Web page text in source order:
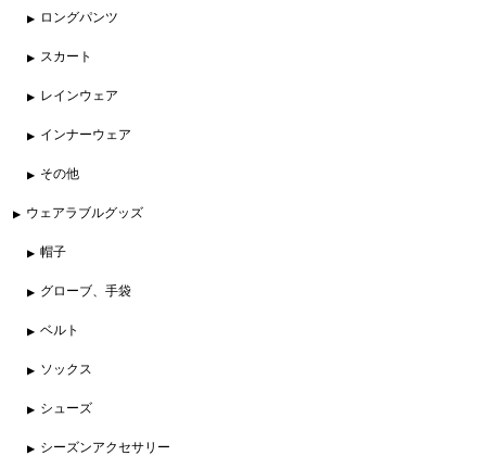
ロングパンツ
スカート
レインウェア
インナーウェア
その他
ウェアラブルグッズ
帽子
グローブ、手袋
ベルト
ソックス
シューズ
シーズンアクセサリー